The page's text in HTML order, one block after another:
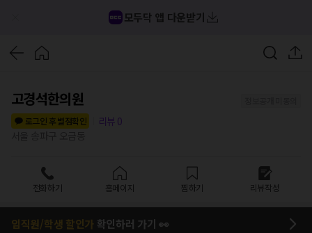
모두닥 앱 다운받기
고경석한의원
로그인 후 별점확인
리뷰 0
전화하기 홈페이지 찜하기 리뷰작성
임직원/학생 할인가 확인하러 가기 👀